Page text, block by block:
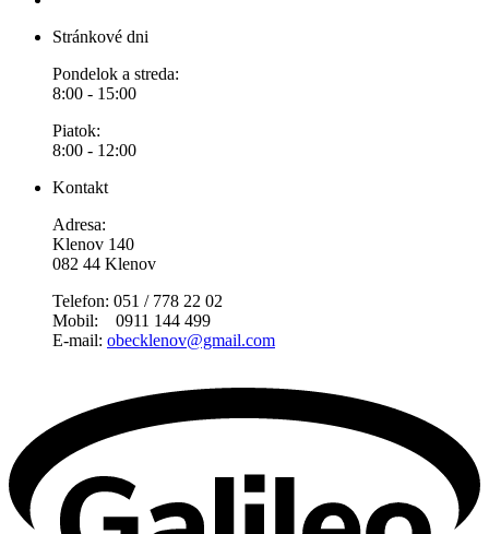
Stránkové dni
Pondelok a streda:
8:00 - 15:00
Piatok:
8:00 - 12:00
Kontakt
Adresa:
Klenov 140
082 44 Klenov
Telefon: 051 / 778 22 02
Mobil: 0911 144 499
E-mail: obecklenov@gmail.com